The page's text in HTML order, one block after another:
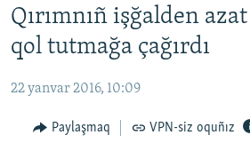
Baş
navigatsiyağa
qaytmaq
Qıdıruvğa
qaytmaq
İQTİSADİYAT
MEDENİYET
İNSAN AQLARI
Qırımnıñ işğalden
qol tutmağa çağırdı
22 yanvar 2016, 10:09
Paylaşmaq VPN-siz oquñız